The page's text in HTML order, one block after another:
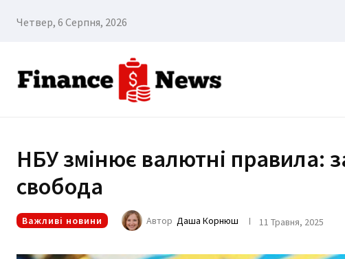
Четвер, 6 Серпня, 2026
НБУ змінює валютні правила:
свобода
Важливі новини Автор Даша Корнюш 11 Травня, 2025